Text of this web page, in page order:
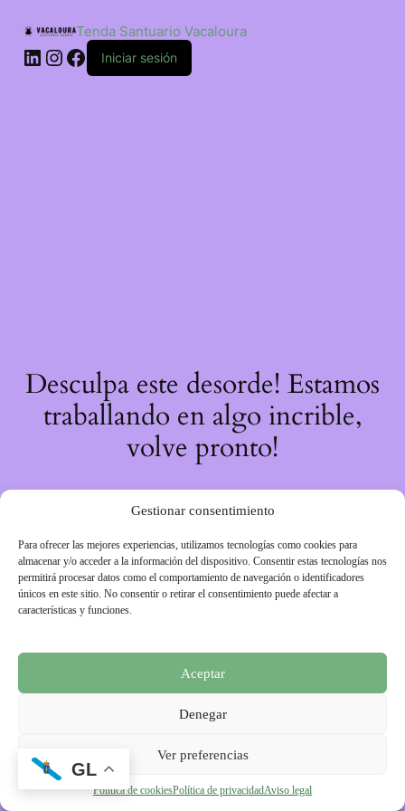
Gestionar consentimiento
Para ofrecer las mejores experiencias, utilizamos tecnologías como cookies para
almacenar y/o acceder a la información del dispositivo. Consentir estas tecnologías nos
permitirá procesar datos como el comportamiento de navegación o identificadores
únicos en este sitio. No consentir o retirar el consentimiento puede afectar a
características y funciones.
Aceptar
Denegar
Ver preferencias
Política de cookiesPolítica de privacidadAviso legal
contido
Tenda Santuario Vacaloura
LinkedIn
Instagram
Facebook
Iniciar sesión
Desculpa este desorde! Estamos
traballando en algo incrible,
volve pronto!
GL